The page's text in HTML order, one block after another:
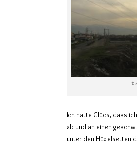
Ich hatte Glück, dass
ab und an einen
unter den Hügelketten